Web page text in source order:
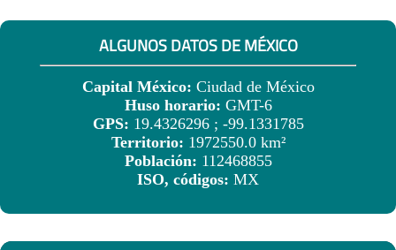
ALGUNOS DATOS DE MÉXICO
Capital México: Ciudad de México
Huso horario: GMT-6
GPS: 19.4326296 ; -99.1331785
Territorio: 1972550.0 km²
Población: 112468855
ISO, códigos: MX